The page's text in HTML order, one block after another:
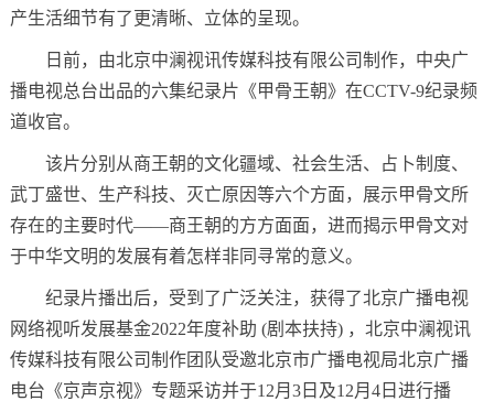
产生活细节有了更清晰、立体的呈现。
日前，由北京中澜视讯传媒科技有限公司制作，中央广
播电视总台出品的六集纪录片《甲骨王朝》在CCTV-9纪录频
道收官。
该片分别从商王朝的文化疆域、社会生活、占卜制度、
武丁盛世、生产科技、灭亡原因等六个方面，展示甲骨文所
存在的主要时代——商王朝的方方面面，进而揭示甲骨文对
于中华文明的发展有着怎样非同寻常的意义。
纪录片播出后，受到了广泛关注，获得了北京广播电视
网络视听发展基金2022年度补助 (剧本扶持) ，北京中澜视讯
传媒科技有限公司制作团队受邀北京市广播电视局北京广播
电台《京声京视》专题采访并于12月3日及12月4日进行播